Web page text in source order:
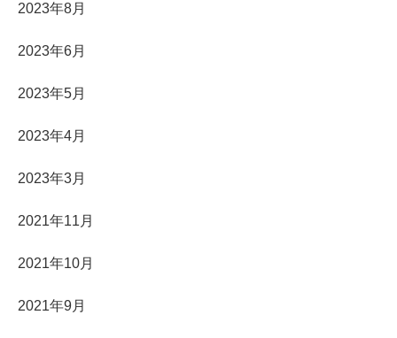
2023年8月
2023年6月
2023年5月
2023年4月
2023年3月
2021年11月
2021年10月
2021年9月